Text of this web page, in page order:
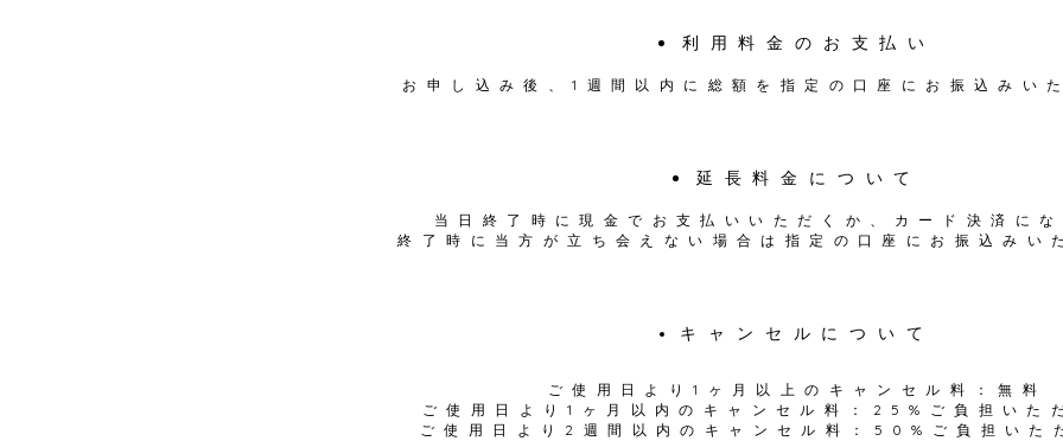
利用料金のお支払い
お申し込み後、1週間以内に総額を指定の口座にお振込みい
延長料金について
当日終了時に現金でお支払いいただくか、カード決済にな
終了時に当方が立ち会えない場合は指定の口座にお振込みい
キャンセルについて
ご使用日より1ヶ月以上のキャンセル料：無料
ご使用日より1ヶ月以内のキャンセル料：25%ご負担いた
ご使用日より2週間以内のキャンセル料：50%ご負担いた